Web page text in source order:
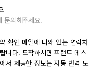
문의해주세요.
확인 메일에 나와 있는 연락처
니다. 도착하시면 프런트 데스
서 제공한 정보는 자동 번역 도